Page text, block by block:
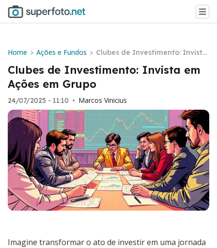
Home > Ações e Fundos > Clubes de Investimento: Invista
em Ações em Grupo
Clubes de Investimento: Invista em
Ações em Grupo
24/07/2025 - 11:10 • Marcos Vinicius
Imagine transformar o ato de investir em uma jornada